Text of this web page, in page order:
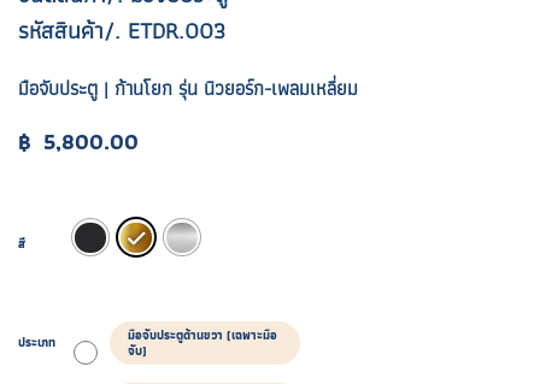
รหัสสินค้า/. ETDR.003
มือจับประตู | ก้านโยก รุ่น นิวยอร์ก-เพลมเหลี่ยม
฿ 5,800.00
สี
ประเภท มือจับประตูด้านขวา (เฉพาะมือ
จับ)